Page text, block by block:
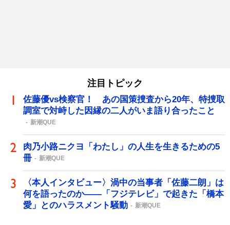
注目トピック
佐藤優vs検察官！ あの国策捜査から20年、特捜取
調室で対峙した因縁の二人がいま語り合ったこと
新潮QUE
肉乃小路ニクヨ「わたし」の人生を生きるための5
冊
新潮QUE
〈本人インタビュー〉渦中の当事者「佐藤二朗」は
何を語ったのか――「フジテレビ」で起きた「橋本
愛」とのハラスメント騒動
新潮QUE